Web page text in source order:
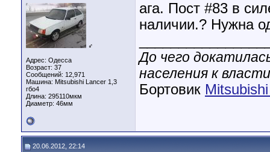
♂
Адрес: Одесса
Возраст: 37
Сообщений: 12,971
Машина: Mitsubishi Lancer 1,3
гбо4
Длина: 295110мкм
Диаметр: 46мм
ага. Пост #83 в
наличии.? Нужна
До чего
населения к
Бортовик
20.06.2012, 22:14